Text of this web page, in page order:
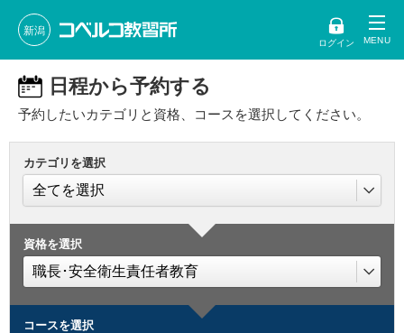
新潟
ログイン
日程から予約する
予約したいカテゴリと資格、コースを選択してください。
カテゴリを選択
資格を選択
コースを選択